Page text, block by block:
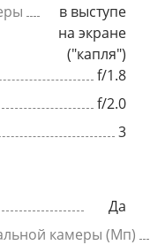
в выступе
на экране
("капля")
f/1.8
f/2.0
3
Да
камеры (Мп)